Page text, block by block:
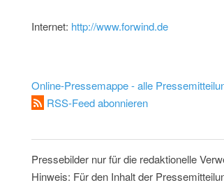
Internet: http://www.forwind.de
Online-Pressemappe - alle
RSS-Feed abonnieren
Pressebilder nur für die redaktionelle
Hinweis: Für den Inhalt der